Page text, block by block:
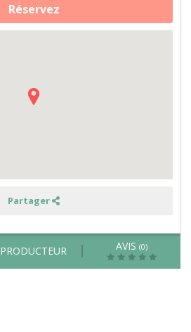
PRODUCTEUR AVIS (0)
Réservez
Partager